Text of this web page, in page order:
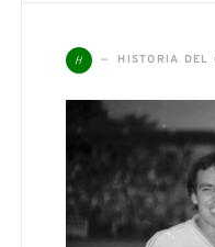
H HISTORIA DEL